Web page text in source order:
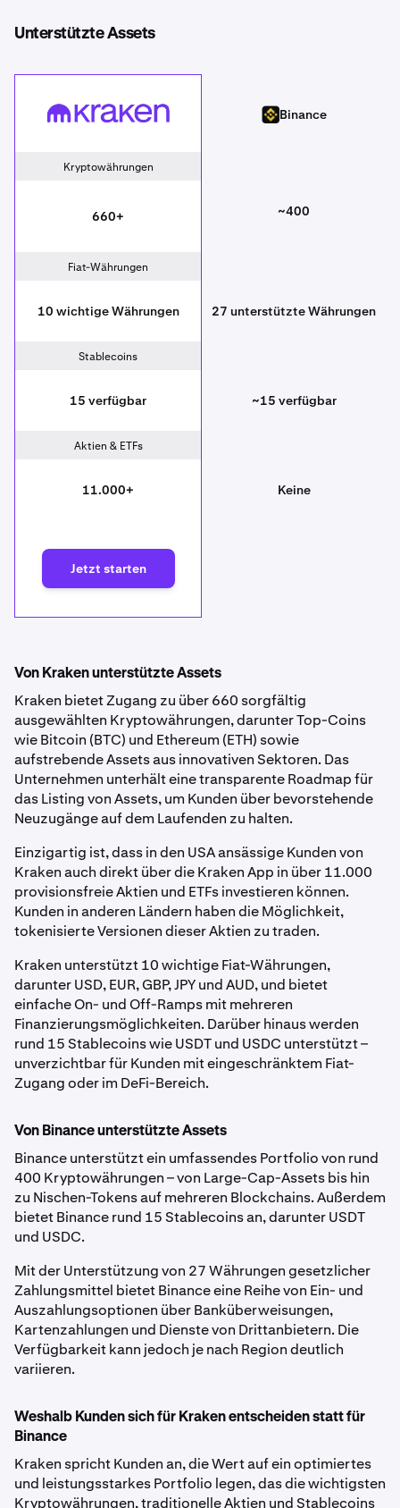
Unterstützte Assets
Kraken Binance
Binance
Kryptowährungen
660+ ~400
Fiat-Währungen
10 wichtige Währungen 27 unterstützte Währungen
Stablecoins
15 verfügbar ~15 verfügbar
Aktien & ETFs
11.000+ Keine
Jetzt starten
Von Kraken unterstützte Assets
Kraken bietet Zugang zu über 660 sorgfältig
ausgewählten Kryptowährungen, darunter Top-Coins
wie Bitcoin (BTC) und Ethereum (ETH) sowie
aufstrebende Assets aus innovativen Sektoren. Das
Unternehmen unterhält eine transparente Roadmap für
das Listing von Assets, um Kunden über bevorstehende
Neuzugänge auf dem Laufenden zu halten.
Einzigartig ist, dass in den USA ansässige Kunden von
Kraken auch direkt über die Kraken App in über 11.000
provisionsfreie Aktien und ETFs investieren können.
Kunden in anderen Ländern haben die Möglichkeit,
tokenisierte Versionen dieser Aktien zu traden.
Kraken unterstützt 10 wichtige Fiat-Währungen,
darunter USD, EUR, GBP, JPY und AUD, und bietet
einfache On- und Off-Ramps mit mehreren
Finanzierungsmöglichkeiten. Darüber hinaus werden
rund 15 Stablecoins wie USDT und USDC unterstützt –
unverzichtbar für Kunden mit eingeschränktem Fiat-
Zugang oder im DeFi-Bereich.
Von Binance unterstützte Assets
Binance unterstützt ein umfassendes Portfolio von rund
400 Kryptowährungen – von Large-Cap-Assets bis hin
zu Nischen-Tokens auf mehreren Blockchains. Außerdem
bietet Binance rund 15 Stablecoins an, darunter USDT
und USDC.
Mit der Unterstützung von 27 Währungen gesetzlicher
Zahlungsmittel bietet Binance eine Reihe von Ein- und
Auszahlungsoptionen über Banküberweisungen,
Kartenzahlungen und Dienste von Drittanbietern. Die
Verfügbarkeit kann jedoch je nach Region deutlich
variieren.
Weshalb Kunden sich für Kraken entscheiden statt für
Binance
Kraken spricht Kunden an, die Wert auf ein optimiertes
und leistungsstarkes Portfolio legen, das die wichtigsten
Kryptowährungen, traditionelle Aktien und Stablecoins